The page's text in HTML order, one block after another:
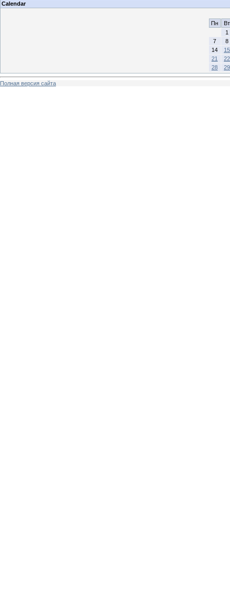
Calendar
Пн
Вт
1
7
8
14
15
21
22
28
29
Полная версия сайта